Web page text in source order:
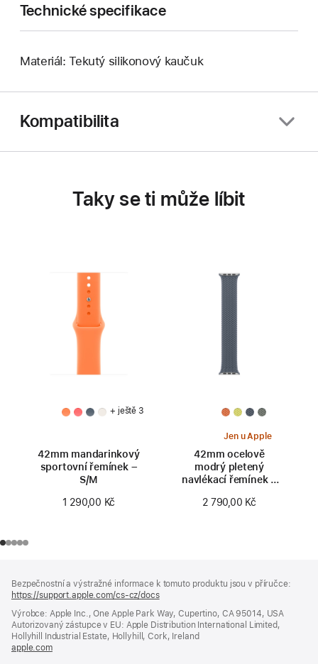
Technické specifikace
Materiál: Tekutý silikonový kaučuk
Kompatibilita
Taky se ti může líbit
+ ještě 3
42mm mandarinkový
sportovní řemínek –
S/M
1 290,00 Kč
Jen u Apple
42mm ocelově
modrý pletený
navlékací řemínek –
2 790,00 Kč
Bezpečnostní a výstražné informace k tomuto produktu jsou v příručce:
https://support.apple.com/cs-cz/docs(otevře
v novém
okně)
Výrobce: Apple Inc., One Apple Park Way, Cupertino, CA 95014, USA
Autorizovaný zástupce v EU: Apple Distribution International Limited,
Hollyhill Industrial Estate, Hollyhill, Cork, Ireland
apple.com(otevře